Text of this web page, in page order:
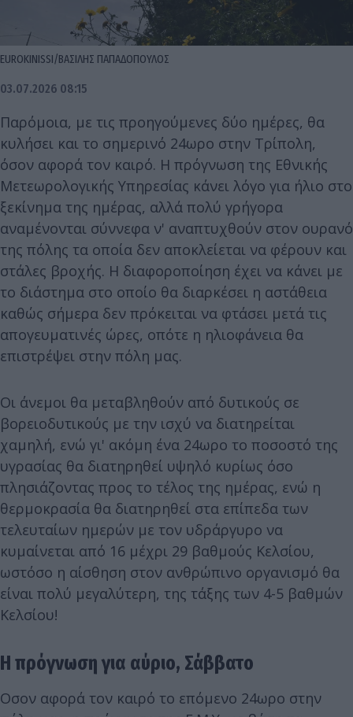
EUROKINISSI/ΒΑΣΙΛΗΣ ΠΑΠΑΔΟΠΟΥΛΟΣ
03.07.2026 08:15
Παρόμοια, με τις προηγούμενες δύο ημέρες, θα
κυλήσει και το σημερινό 24ωρο στην Τρίπολη,
όσον αφορά τον καιρό. Η πρόγνωση της Εθνικής
Μετεωρολογικής Υπηρεσίας κάνει λόγο για ήλιο στο
ξεκίνημα της ημέρας, αλλά πολύ γρήγορα
αναμένονται σύννεφα ν' αναπτυχθούν στον ουρανό
της πόλης τα οποία δεν αποκλείεται να φέρουν και
στάλες βροχής. Η διαφοροποίηση έχει να κάνει με
το διάστημα στο οποίο θα διαρκέσει η αστάθεια
καθώς σήμερα δεν πρόκειται να φτάσει μετά τις
απογευματινές ώρες, οπότε η ηλιοφάνεια θα
επιστρέψει στην πόλη μας.
Οι άνεμοι θα μεταβληθούν από δυτικούς σε
βορειοδυτικούς με την ισχύ να διατηρείται
χαμηλή, ενώ γι' ακόμη ένα 24ωρο το ποσοστό της
υγρασίας θα διατηρηθεί υψηλό κυρίως όσο
πλησιάζοντας προς το τέλος της ημέρας, ενώ η
θερμοκρασία θα διατηρηθεί στα επίπεδα των
τελευταίων ημερών με τον υδράργυρο να
κυμαίνεται από 16 μέχρι 29 βαθμούς Κελσίου,
ωστόσο η αίσθηση στον ανθρώπινο οργανισμό θα
είναι πολύ μεγαλύτερη, της τάξης των 4-5 βαθμών
Κελσίου!
Η πρόγνωση για αύριο, Σάββατο
Οσον αφορά τον καιρό το επόμενο 24ωρο στην